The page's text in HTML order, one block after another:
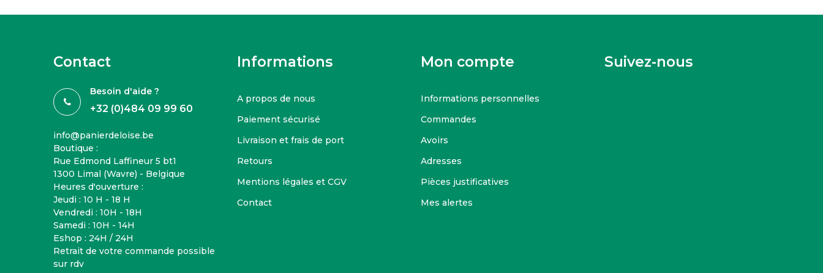
Contact
Besoin d'aide ?
+32 (0)484 09 99 60
info@panierdeloise.be
Boutique :
Rue Edmond Laffineur 5 bt1
1300 Limal (Wavre) - Belgique
Heures d'ouverture :
Jeudi : 10 H - 18 H
Vendredi : 10H - 18H
Samedi : 10H - 14H
Eshop : 24H / 24H
Retrait de votre commande possible
sur rdv
Informations
A propos de nous
Paiement sécurisé
Livraison et frais de port
Retours
Mentions légales et CGV
Contact
Mon compte
Informations personnelles
Commandes
Avoirs
Adresses
Pièces justificatives
Mes alertes
Suivez-nous